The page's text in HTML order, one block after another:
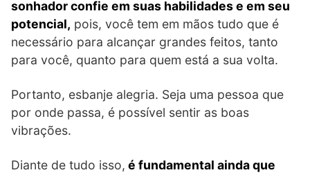
sonhador confie em suas habilidades e em seu
potencial, pois, você tem em mãos tudo que é
necessário para alcançar grandes feitos, tanto
para você, quanto para quem está a sua volta.
Portanto, esbanje alegria. Seja uma pessoa que
por onde passa, é possível sentir as boas
vibrações.
Diante de tudo isso, é fundamental ainda que